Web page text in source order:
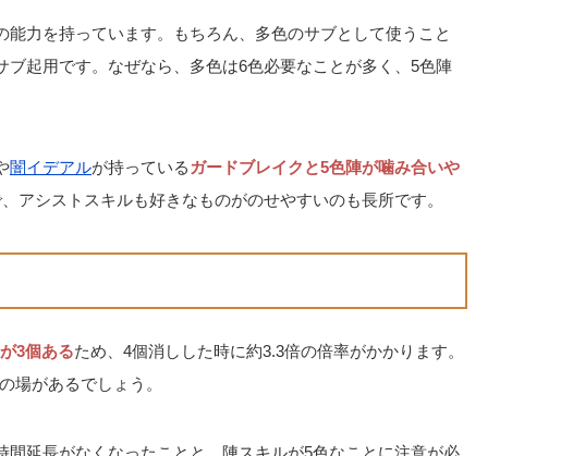
力を持っています。もちろん、多色のサブとして使うこと
ブ起用です。なぜなら、多色は6色必要なことが多く、5色陣
闇イデアルが持っている ガードブレイクと5色陣が噛み合いや
アシストスキルも好きなものがのせやすいのも長所です。
3個あるため、4個消しした時に約3.3倍の倍率がかかります。
場があるでしょう。
間延長がなくなったことと、陣スキルが5色なことに注意が必